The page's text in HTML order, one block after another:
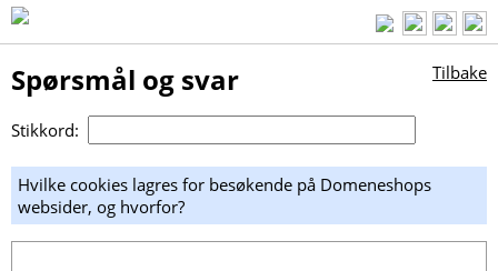
Spørsmål og svar Tilbake
Stikkord:
Hvilke cookies lagres for besøkende på Domeneshops
websider, og hvorfor?